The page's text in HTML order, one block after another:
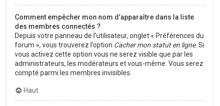
Comment empêcher mon nom d’apparaître dans la liste
des membres connectés ?
Depuis votre panneau de l’utilisateur, onglet « Préférences du
forum », vous trouverez l’option Cacher mon statut en ligne. Si
vous activez cette option vous ne serez visible que par les
administrateurs, les modérateurs et vous-même. Vous serez
compté parmi les membres invisibles.
Haut